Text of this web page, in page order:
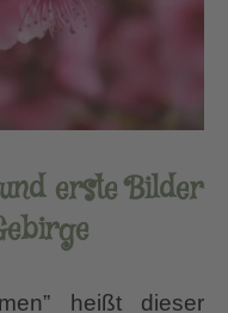
erste Bilder
heißt dieser